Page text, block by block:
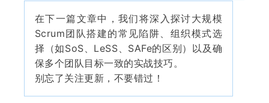
在下一篇文章中，我们将深入探讨大规模
Scrum团队搭建的常见陷阱、组织模式选
择（如SoS、LeSS、SAFe的区别）以及确
保多个团队目标一致的实战技巧。
别忘了关注更新，不要错过！